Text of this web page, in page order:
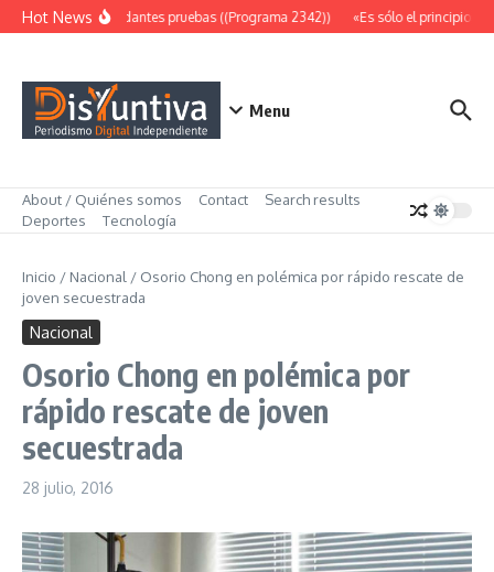
Saltar al contenido
Hot NewsAbundantes pruebas ((Programa 2342)) «Es sólo el principio»
Menu
About / Quiénes somos Contact
Search results
Deportes
Tecnología
Inicio / Nacional / Osorio Chong en polémica por rápido rescate de
joven secuestrada
Nacional
Osorio Chong en polémica por
rápido rescate de joven
secuestrada
28 julio, 2016